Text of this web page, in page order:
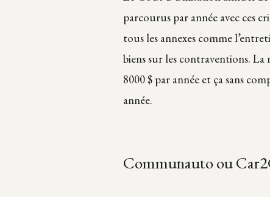
parcourus par année avec ces
tous les annexes comme
biens sur les contraventions.
8000 $ par année et ça sans
année.
Communauto ou